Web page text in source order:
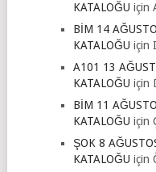
KATALOĞU için
BİM 14
KATALOĞU için
A101 13
KATALOĞU için
BİM 11
KATALOĞU için
ŞOK 8
KATALOĞU için